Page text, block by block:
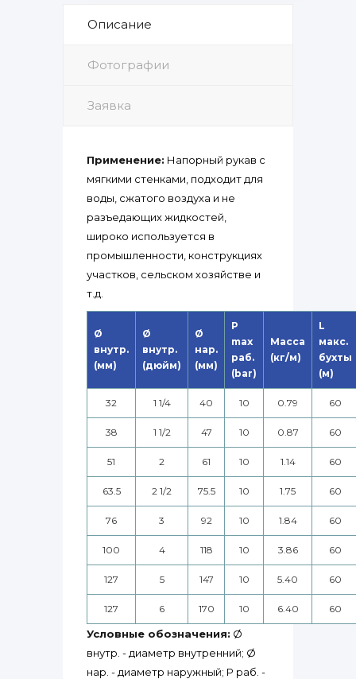
Описание
Фотографии
Заявка
Применение: Напорный рукав с
мягкими стенками, подходит для
воды, сжатого воздуха и не
разъедающих жидкостей,
широко используется в
промышленности, конструкциях
участков, сельском хозяйстве и
т.д.
Ø
внутр.
(мм)
Ø
внутр.
(дюйм)
Ø
нар.
(мм)
P
max
раб.
(bar)
Масса
(кг/м)
L
макс.
бухты
(м)
32 1 1/4 40 10 0.79 60
38 1 1/2 47 10 0.87 60
51 2 61 10 1.14 60
63.5 2 1/2 75.5 10 1.75 60
76 3 92 10 1.84 60
100 4 118 10 3.86 60
127 5 147 10 5.40 60
127 6 170 10 6.40 60
Условные обозначения: Ø
внутр. - диаметр внутренний; Ø
нар. - диаметр наружный; P раб. -